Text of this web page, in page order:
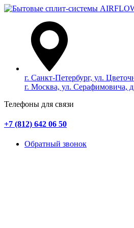
г. Санкт-Петербург, ул.
г. Москва, ул. Серафимовича,
Телефоны для связи
+7 (812) 642 06 50
Обратный звонок